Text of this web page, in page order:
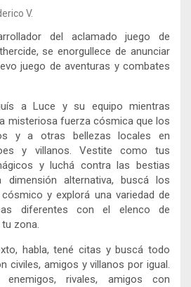
V.
del aclamado juego de
se enorgullece de anunciar
juego de aventuras y combates
a Luce y su equipo mientras
misteriosa fuerza cósmica que los
y a otras bellezas locales en
y villanos. Vestite como tus
y luchá contra las bestias
dimensión alternativa, buscá los
y explorá una variedad de
diferentes con el elenco de
zona.
habla, tené citas y buscá todo
civiles, amigos y villanos por igual.
rivales, amigos con